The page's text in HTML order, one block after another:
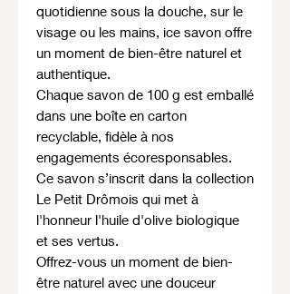
quotidienne sous la douche, sur le
visage ou les mains, ice savon offre
un moment de bien-être naturel et
authentique.
Chaque savon de 100 g est emballé
dans une boîte en carton
recyclable, fidèle à nos
engagements écoresponsables.
Ce savon s’inscrit dans la collection
Le Petit Drômois qui met à
l'honneur l'huile d'olive biologique
et ses vertus.
Offrez-vous un moment de bien-
être naturel avec une douceur